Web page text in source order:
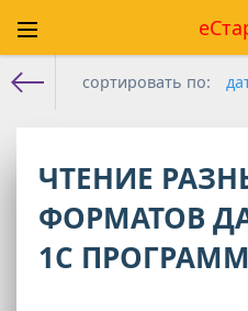
сортировать по:
ЧТЕНИЕ
ФОРМАТОВ
1С